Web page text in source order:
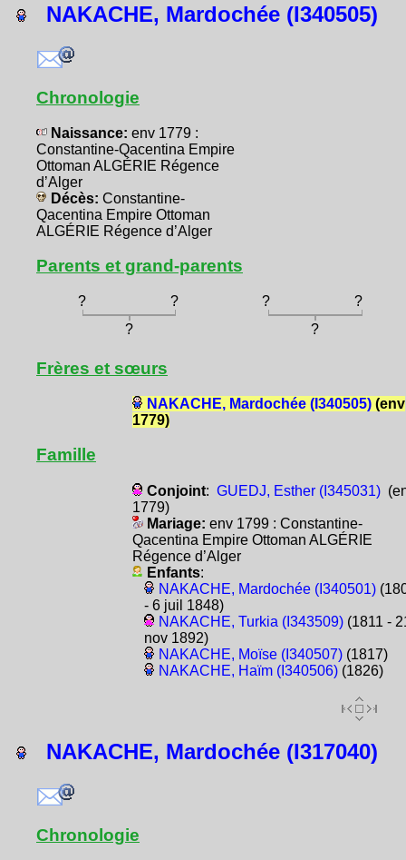
NAKACHE, Mardochée (I340505)
Chronologie
Naissance: env 1779 :
Constantine-Qacentina Empire
Ottoman ALGÉRIE Régence
d’Alger
Décès: Constantine-
Qacentina Empire Ottoman
ALGÉRIE Régence d’Alger
Parents et grand-parents
? ? ?
?
?
?
Frères et sœurs
NAKACHE, Mardochée (I340505)(env
1779)
Famille
Conjoint: GUEDJ, Esther (I345031)
1779)
Mariage: env 1799 : Constantine-
Qacentina Empire Ottoman ALGÉRIE
Régence d’Alger
Enfants:
NAKACHE, Mardochée (I340501)
- 6 juil 1848)
NAKACHE, Turkia (I343509)(1811 -
nov 1892)
NAKACHE, Moïse (I340507)(1817)
NAKACHE, Haïm (I340506)(1826)
NAKACHE, Mardochée (I317040)
Chronologie